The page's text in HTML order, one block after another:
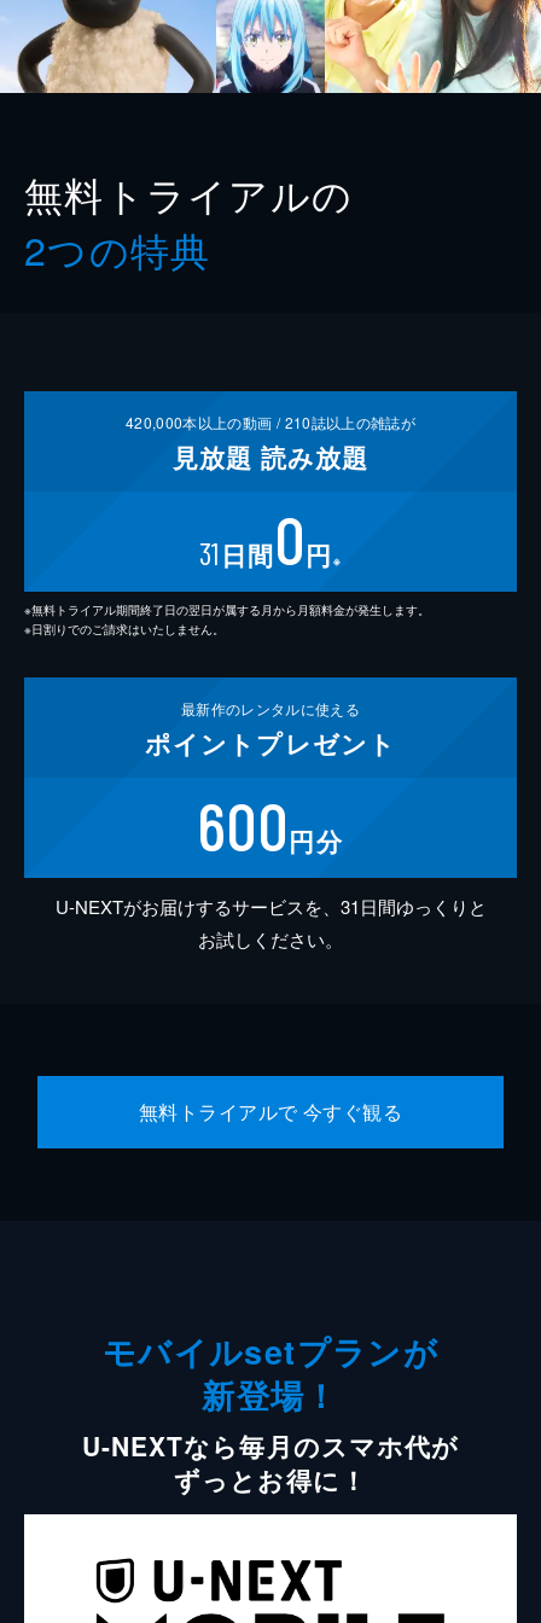
無料トライアルの
2つの特典
420,000本以上の動画 /210誌以上の雑誌が
見放題 読み放題
31 日間0円 ※
※無料トライアル期間終了日の翌日が属する月から月額料金が発生します。
※日割りでのご請求はいたしません。
最新作のレンタルに使える
ポイント プレゼント
600円分
U-NEXTがお届けするサービスを、31日間ゆっくりと
お試しください。
無料トライアルで 今すぐ観る
モバイルsetプランが
新登場！
U-NEXTなら毎月のスマホ代が
ずっとお得に！